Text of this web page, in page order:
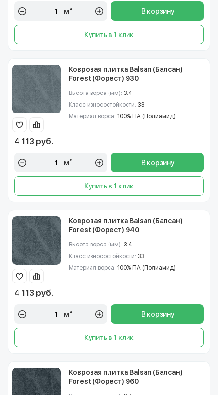
м² В корзину
Купить в 1 клик
Ковровая плитка Balsan (Балсан)
Forest (Форест) 930
Высота ворса (мм): 3.4
Класс износостойкости: 33
Материал ворса: 100% ПА (Полиамид)
4 113 руб.
м² В корзину
Купить в 1 клик
Ковровая плитка Balsan (Балсан)
Forest (Форест) 940
Высота ворса (мм): 3.4
Класс износостойкости: 33
Материал ворса: 100% ПА (Полиамид)
4 113 руб.
м² В корзину
Купить в 1 клик
Ковровая плитка Balsan (Балсан)
Forest (Форест) 960